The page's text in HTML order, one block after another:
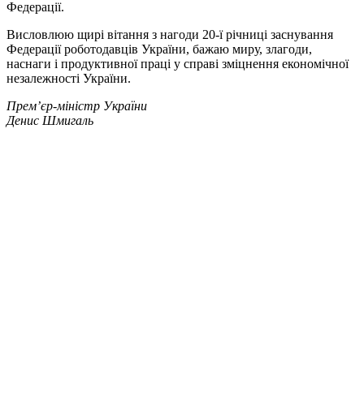
Федерації.
Висловлюю щирі вітання з нагоди 20-ї річниці заснування
Федерації роботодавців України, бажаю миру, злагоди,
наснаги і продуктивної праці у справі зміцнення економічної
незалежності України.
Прем’єр-міністр України
Денис Шмигаль